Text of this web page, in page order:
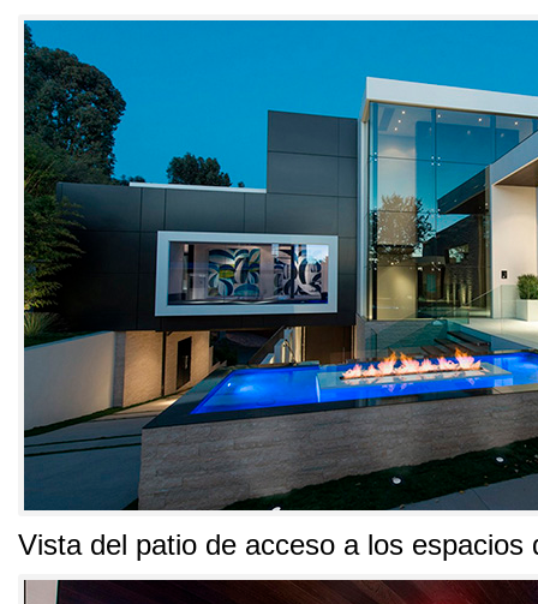
Vista del patio de acceso a los espacios